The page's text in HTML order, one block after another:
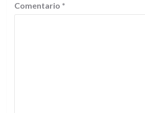
Comentario *